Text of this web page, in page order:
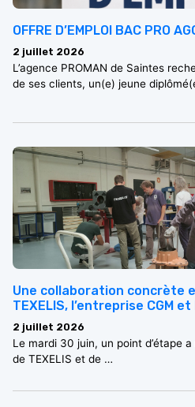
OFFRE D’EMPLOI BAC PRO
2 juillet 2026
L’agence PROMAN de Saintes
de ses clients, un(e) jeune
Une collaboration concrète
TEXELIS, l’entreprise CGM
2 juillet 2026
Le mardi 30 juin, un point d’étape
de TEXELIS et de …